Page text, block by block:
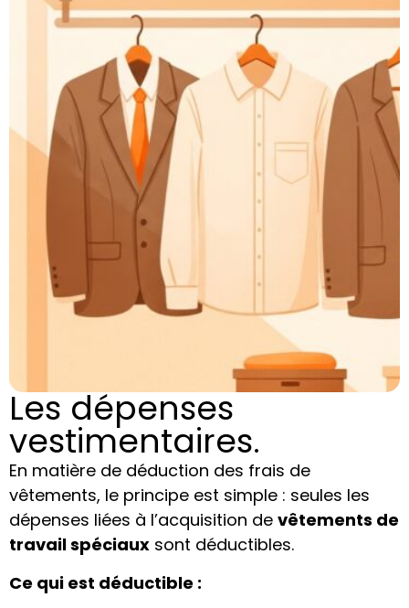
Les dépenses
vestimentaires.
En matière de déduction des frais de
vêtements, le principe est simple : seules les
dépenses liées à l’acquisition de vêtements de
travail spéciaux sont déductibles.
Ce qui est déductible :